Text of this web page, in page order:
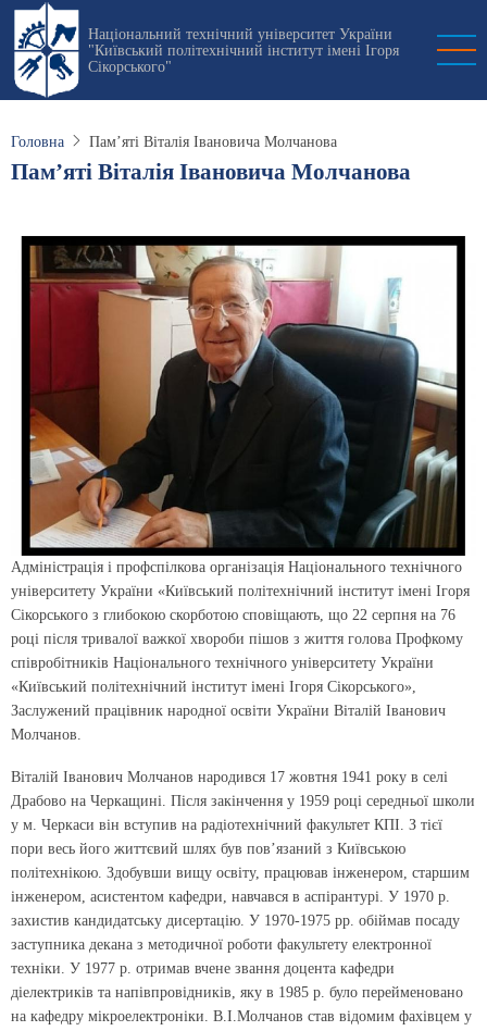
Перейти
основного
вмісту
Національний технічний університет України
"Київський політехнічний інститут імені Ігоря
Сікорського"
Головна Пам’яті Віталія Івановича Молчанова
Пам’яті Віталія Івановича Молчанова
Адміністрація і профспілкова організація Національного технічного
університету України «Київський політехнічний інститут імені Ігоря
Сікорського з глибокою скорботою сповіщають, що 22 серпня на 76
році після тривалої важкої хвороби пішов з життя голова Профкому
співробітників Національного технічного університету України
«Київський політехнічний інститут імені Ігоря Сікорського»,
Заслужений працівник народної освіти України Віталій Іванович
Молчанов.
Віталій Іванович Молчанов народився 17 жовтня 1941 року в селі
Драбово на Черкащині. Після закінчення у 1959 році середньої школи
у м. Черкаси він вступив на радіотехнічний факультет КПІ. З тієї
пори весь його життєвий шлях був пов’язаний з Київською
політехнікою. Здобувши вищу освіту, працював інженером, старшим
інженером, асистентом кафедри, навчався в аспірантурі. У 1970 р.
захистив кандидатську дисертацію. У 1970-1975 рр. обіймав посаду
заступника декана з методичної роботи факультету електронної
техніки. У 1977 р. отримав вчене звання доцента кафедри
діелектриків та напівпровідників, яку в 1985 р. було перейменовано
на кафедру мікроелектроніки. В.І.Молчанов став відомим фахівцем у